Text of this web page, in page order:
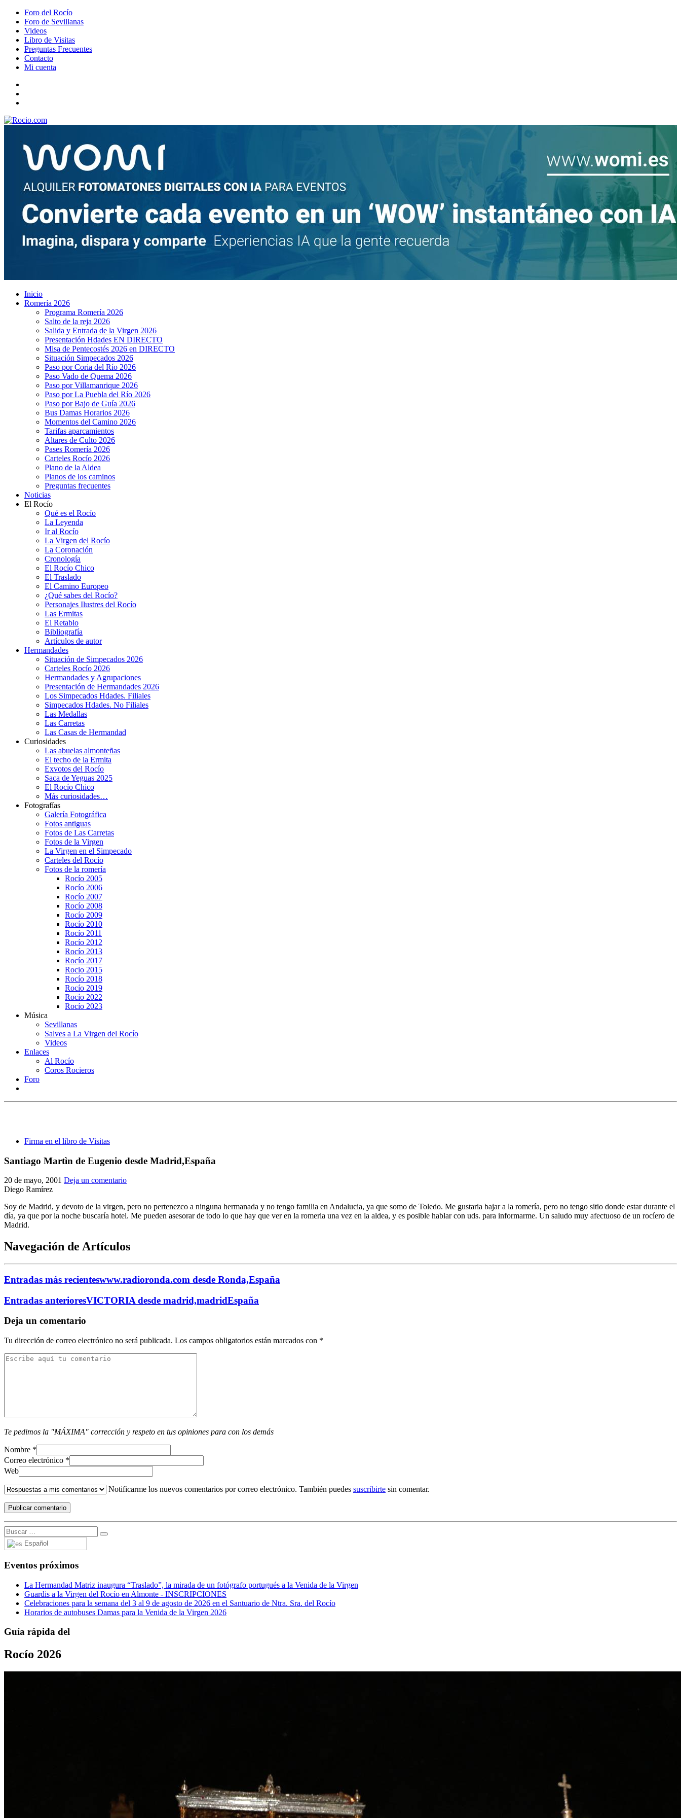
Foro del Rocío
Foro de Sevillanas
Videos
Libro de Visitas
Preguntas Frecuentes
Contacto
Mi cuenta
Inicio
Romería 2026
Programa Romería 2026
Salto de la reja 2026
Salida y Entrada de la Virgen 2026
Presentación Hdades EN DIRECTO
Misa de Pentecostés 2026 en DIRECTO
Situación Simpecados 2026
Paso por Coria del Río 2026
Paso Vado de Quema 2026
Paso por Villamanrique 2026
Paso por La Puebla del Río 2026
Paso por Bajo de Guía 2026
Bus Damas Horarios 2026
Momentos del Camino 2026
Tarifas aparcamientos
Altares de Culto 2026
Pases Romería 2026
Carteles Rocío 2026
Plano de la Aldea
Planos de los caminos
Preguntas frecuentes
Noticias
El Rocío
Qué es el Rocío
La Leyenda
Ir al Rocío
La Virgen del Rocío
La Coronación
Cronología
El Rocío Chico
El Traslado
El Camino Europeo
¿Qué sabes del Rocío?
Personajes Ilustres del Rocío
Las Ermitas
El Retablo
Bibliografía
Artículos de autor
Hermandades
Situación de Simpecados 2026
Carteles Rocío 2026
Hermandades y Agrupaciones
Presentación de Hermandades 2026
Los Simpecados Hdades. Filiales
Simpecados Hdades. No Filiales
Las Medallas
Las Carretas
Las Casas de Hermandad
Curiosidades
Las abuelas almonteñas
El techo de la Ermita
Exvotos del Rocío
Saca de Yeguas 2025
El Rocío Chico
Más curiosidades…
Fotografías
Galería Fotográfica
Fotos antiguas
Fotos de Las Carretas
Fotos de la Virgen
La Virgen en el Simpecado
Carteles del Rocío
Fotos de la romería
Rocío 2005
Rocío 2006
Rocío 2007
Rocío 2008
Rocío 2009
Rocío 2010
Rocío 2011
Rocío 2012
Rocío 2013
Rocío 2017
Rocio 2015
Rocío 2018
Rocío 2019
Rocío 2022
Rocío 2023
Música
Sevillanas
Salves a La Virgen del Rocío
Videos
Enlaces
Al Rocío
Coros Rocieros
Foro
Firma en el libro de Visitas
Santiago Martìn de Eugenio desde Madrid,España
20 de mayo, 2001 Deja un comentario
Diego Ramírez
Soy de Madrid, y devoto de la virgen, pero no pertenezco a ninguna hermanada y no tengo familia en Andalucia, ya que somo de Toledo. Me gustaria bajar a la romería, pero no tengo sitio donde estar durante el
día, ya que por la noche buscaría hotel. Me pueden asesorar de todo lo que hay que ver en la romeria una vez en la aldea, y es posible hablar con uds. para informarme. Un saludo muy afectuoso de un rocíero de
Madrid.
Navegación de Artículos
Entradas más recienteswww.radioronda.com desde Ronda,España
Entradas anterioresVICTORIA desde madrid,madridEspaña
Deja un comentario
Tu dirección de correo electrónico no será publicada. Los campos obligatorios están marcados con *
Te pedimos la "MÁXIMA" corrección y respeto en tus opiniones para con los demás
Nombre *
Correo electrónico *
Web
Notificarme los nuevos comentarios por correo electrónico. También puedes suscribirte sin comentar.
Español
Eventos próximos
La Hermandad Matriz inaugura “Traslado”, la mirada de un fotógrafo portugués a la Venida de la Virgen
Guardis a la Virgen del Rocío en Almonte - INSCRIPCIONES
Celebraciones para la semana del 3 al 9 de agosto de 2026 en el Santuario de Ntra. Sra. del Rocío
Horarios de autobuses Damas para la Venida de la Virgen 2026
Guía rápida del
Rocío 2026